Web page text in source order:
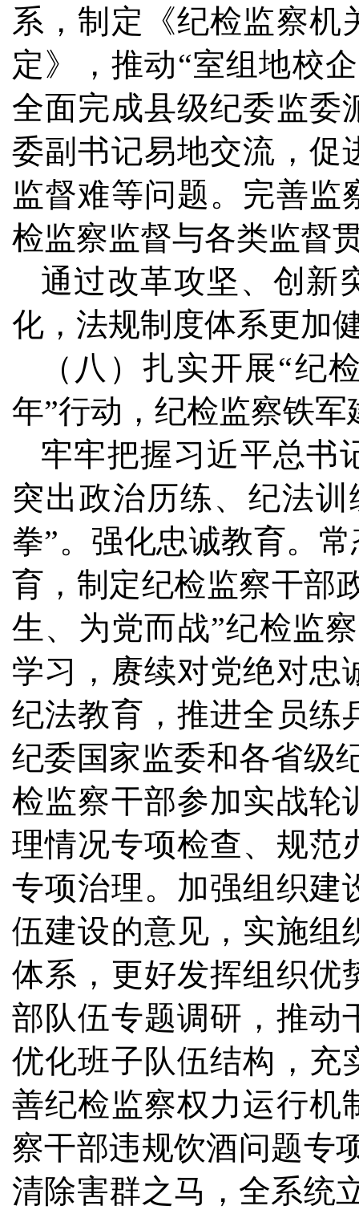
系，制定《纪检监察机
定》，推动“室组地校
全面完成县级纪委监委
委副书记易地交流，促
监督难等问题。完善监
检监察监督与各类监督
通过改革攻坚、创新
化，法规制度体系更加
（八）扎实开展“纪
年”行动，纪检监察铁
牢牢把握习近平总书
突出政治历练、纪法
拳”。强化忠诚教育。
育，制定纪检监察干部
生、为党而战”纪检监
学习，赓续对党绝对忠
纪法教育，推进全员练
纪委国家监委和各省级
检监察干部参加实战轮
理情况专项检查、规范
专项治理。加强组织建
伍建设的意见，实施组
体系，更好发挥组织优
部队伍专题调研，推动
优化班子队伍结构，充
善纪检监察权力运行机
察干部违规饮酒问题专
清除害群之马，全系统